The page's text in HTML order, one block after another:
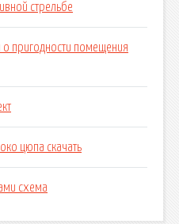
стрельбе
пригодности помещения
цюпа скачать
схема